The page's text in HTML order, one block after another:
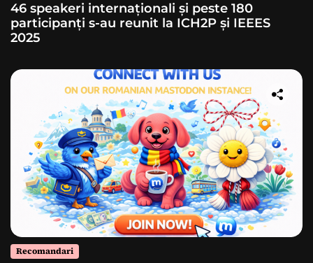
46 speakeri internaționali și peste 180
participanți s-au reunit la ICH2P și IEEES
2025
Recomandari